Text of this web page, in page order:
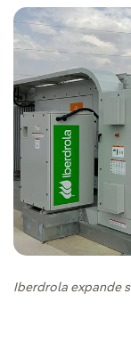
Iberdrola expande